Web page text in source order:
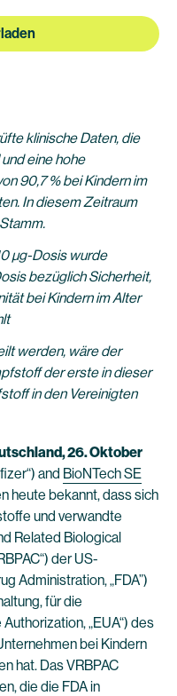
klinische Daten, die
eine hohe
90,7 % bei Kindern im
In diesem Zeitraum
µg-Dosis wurde
bezüglich Sicherheit,
bei Kindern im Alter
werden, wäre der
der erste in dieser
in den Vereinigten
26. Oktober
and BioNTech SE
heute bekannt, dass sich
und verwandte
Related Biological
der US-
Administration, „FDA”)
für die
„EUA“) des
bei Kindern
hat. Das VRBPAC
die die FDA in